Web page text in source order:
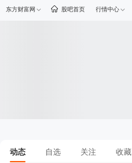
东方财富网 股吧首页 行情中心
动态 自选 关注 收藏